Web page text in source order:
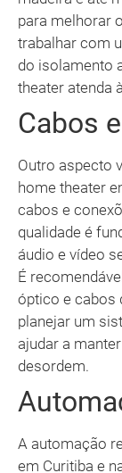
para melhorar
trabalhar com
do isolamento
theater atenda
Cabos
Outro aspecto
home theater
cabos e
qualidade é
áudio e vídeo
É
óptico e cabos
planejar um
ajudar a
desordem.
A automação
em Curitiba e